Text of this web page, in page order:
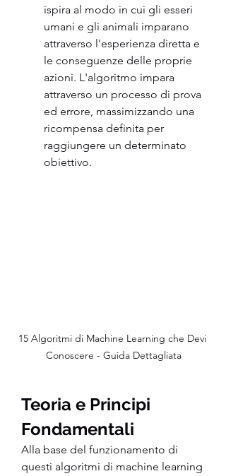
ispira al modo in cui gli esseri
umani e gli animali imparano
attraverso l'esperienza diretta e
le conseguenze delle proprie
azioni. L'algoritmo impara
attraverso un processo di prova
ed errore, massimizzando una
ricompensa definita per
raggiungere un determinato
obiettivo.
15 Algoritmi di Machine Learning che Devi
Conoscere - Guida Dettagliata
Teoria e Principi
Fondamentali
Alla base del funzionamento di
questi algoritmi di machine learning